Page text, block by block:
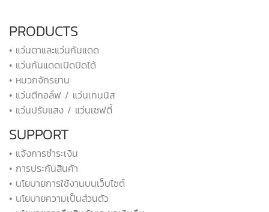
PRODUCTS
• แว่นตาและแว่นกันแดด
• แว่นกันแดดเปิดปิดได้
• หมวกจักรยาน
• แว่นตีกอล์ฟ / แว่นเทนนิส
• แว่นปรับแสง / แว่นเซฟตี้
SUPPORT
• แจ้งการชำระเงิน
• การประกันสินค้า
• นโยบายการใช้งานบนเว็บไซต์
• นโยบายความเป็นส่วนตัว